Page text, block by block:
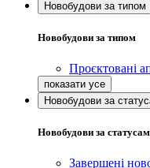
Новобудови за типом
Новобудови за типом
Проєктовані
Новобудови за
Новобудови за
Завершені